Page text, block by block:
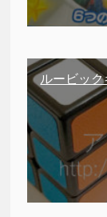
ルービッ